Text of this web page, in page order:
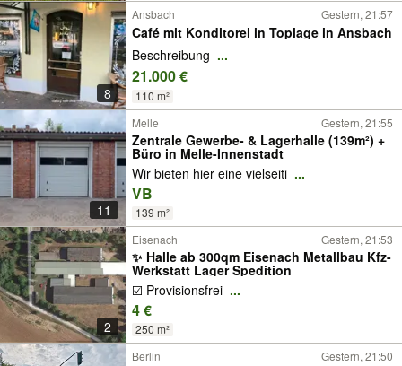
8
Ansbach Gestern, 21:57
Café mit Konditorei in Toplage in Ansbach
Beschreibung ...
21.000 €
110 m²
11
Melle Gestern, 21:55
Zentrale Gewerbe- & Lagerhalle (139m²) +
Büro in Melle-Innenstadt
Wir bieten hier eine vielseiti ...
VB
139 m²
2
Eisenach Gestern, 21:53
✨ Halle ab 300qm Eisenach Metallbau Kfz-
Werkstatt Lager Spedition
☑️ Provisionsfrei ...
4 €
250 m²
Berlin Gestern, 21:50